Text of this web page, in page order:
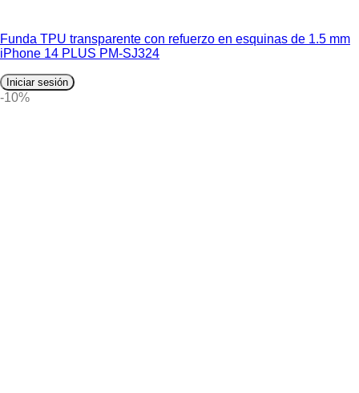
Funda TPU transparente con refuerzo en esquinas de 1.5 mm
iPhone 14 PLUS PM-SJ324
Iniciar sesión
-10%